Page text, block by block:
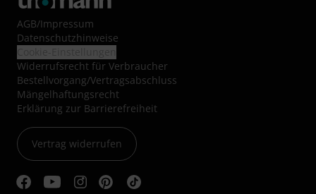
AGB/Impressum
Datenschutzhinweise
Widerrufsrecht für Verbraucher
Bestellvorgang/Vertragsabschluss
Mängelhaftungsrecht
Erklärung zur Barrierefreiheit
Vertrag widerrufen